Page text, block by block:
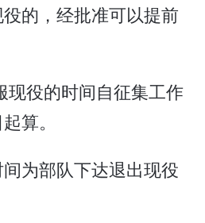
的，经批准可以提前
现役的时间自征集工作
算。
为部队下达退出现役